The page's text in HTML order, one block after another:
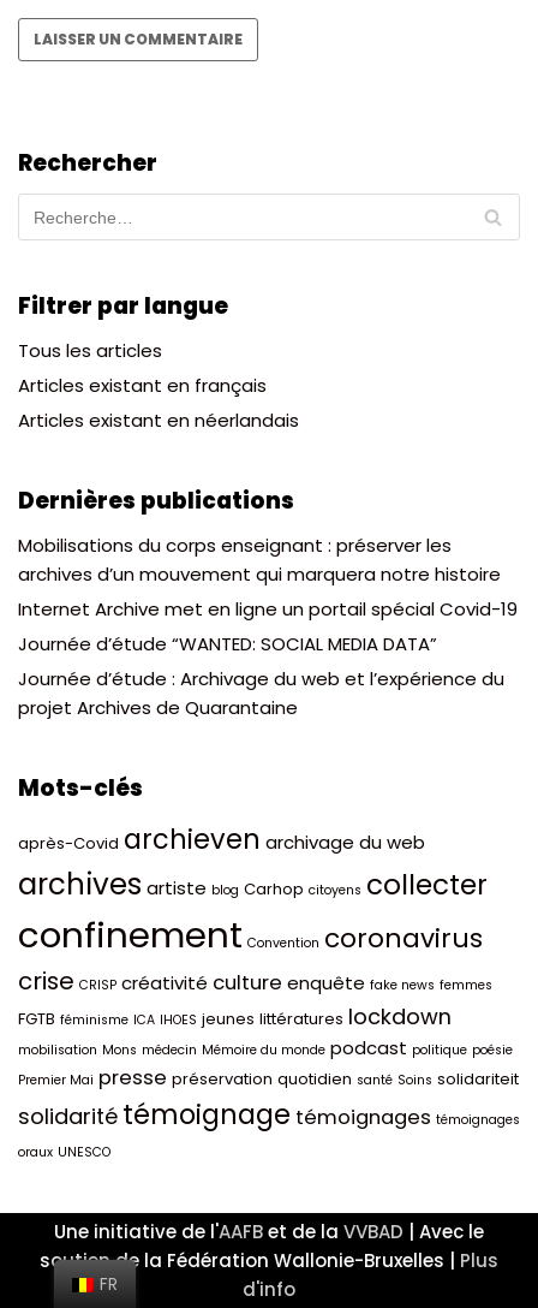
Rechercher
Filtrer par langue
Tous les articles
Articles existant en français
Articles existant en néerlandais
Dernières publications
Mobilisations du corps enseignant : préserver les
archives d’un mouvement qui marquera notre histoire
Internet Archive met en ligne un portail spécial Covid-19
Journée d’étude “WANTED: SOCIAL MEDIA DATA”
Journée d’étude : Archivage du web et l’expérience du
projet Archives de Quarantaine
Mots-clés
après-Covid archieven archivage du web
archives artiste blog Carhop citoyens collecter
confinement Convention coronavirus
crise CRISP créativité culture enquête fake news femmes
FGTB féminisme ICA IHOES jeunes littératures lockdown
mobilisation Mons médecin Mémoire du monde podcast politique poésie
Premier Mai presse préservation quotidien santé Soins solidariteit
solidarité témoignage témoignages témoignages
oraux UNESCO
Une initiative de l'AAFBet de la VVBAD | Avec le
soutien de la Fédération Wallonie-Bruxelles | Plus
d'info
FR